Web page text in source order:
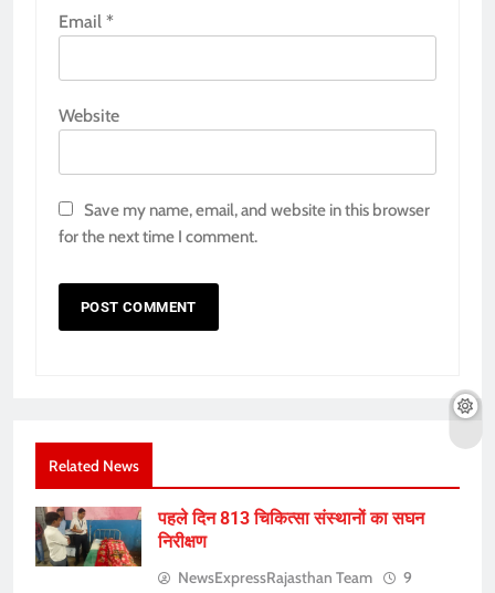
Email *
Website
Save my name, email, and website in this browser
for the next time I comment.
Related News
पहले दिन 813 चिकित्सा संस्थानों का सघन
निरीक्षण
NewsExpressRajasthan Team
9